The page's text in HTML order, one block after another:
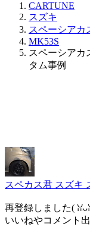
CARTUNE
スズキ
スペーシアカ
MK53S
スペーシアカ
タム事例
スペカス君 スズキ
再登録しました(
いいねやコメント